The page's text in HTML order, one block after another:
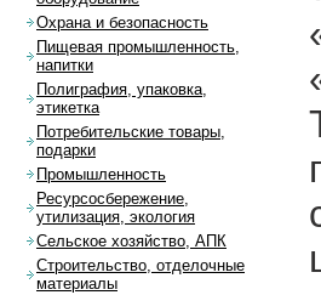
Охрана и безопасность
Пищевая промышленность,
напитки
Полиграфия, упаковка,
этикетка
Потребительские товары,
подарки
Промышленность
Ресурсосбережение,
утилизация, экология
Сельское хозяйство, АПК
Строительство, отделочные
материалы